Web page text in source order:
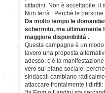
cittadini. Non è accettabile: il
Non terrà . Perchè le
Da molto tempo le
schermito, ma ultimamente
maggiore disponibilità .
Questa campagna è un
lavoro una proposta
adesso: c’è la
vero sul piano sociale,
sindacali cambiano
attaccare frontalmente i